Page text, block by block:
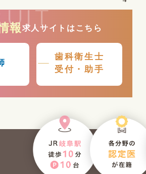
報 求人サイトはこちら
歯科衛生士
受付・助手